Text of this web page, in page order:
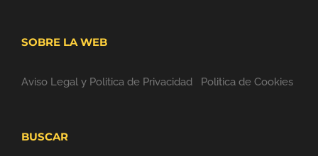
SOBRE LA WEB
Aviso Legal y Politica de Privacidad Politica de Cookies
BUSCAR